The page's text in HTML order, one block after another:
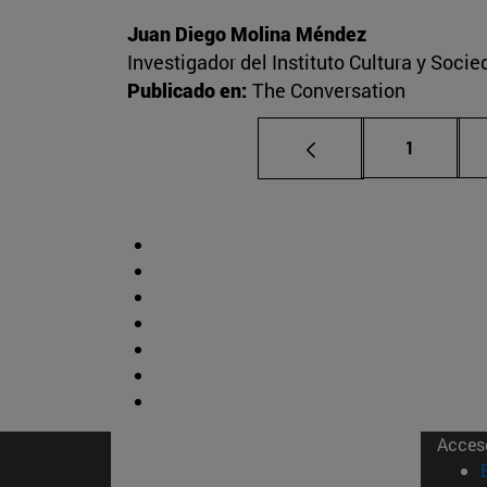
Juan Diego Molina Méndez
Investigador del Instituto Cultura y
Publicado en: The Conversation
Página
1